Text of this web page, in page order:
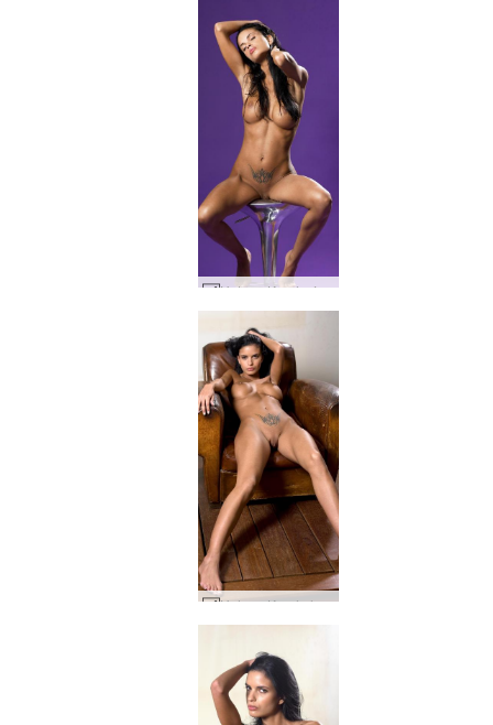
Helena Karel névoa roxa #87
Helena Karel ela Conan #49